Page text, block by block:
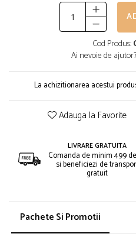
Cod Produs:
Ai nevoie de ajutor?
La achizitionarea acestui
Adauga la Favorite
LIVRARE GRATUITA
Comanda de minim 499
si beneficiezi de
gratuit
Pachete Si Promotii